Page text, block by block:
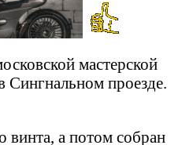
мастерской
Сингнальном проезде.
винта, а потом собран